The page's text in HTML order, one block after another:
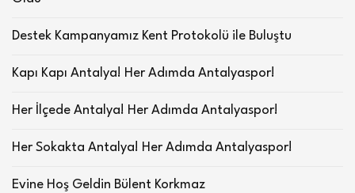
Destek Kampanyamız Kent Protokolü ile Buluştu
Kapı Kapı Antalya! Her Adımda Antalyaspor!
Her İlçede Antalya! Her Adımda Antalyaspor!
Her Sokakta Antalya! Her Adımda Antalyaspor!
Evine Hoş Geldin Bülent Korkmaz